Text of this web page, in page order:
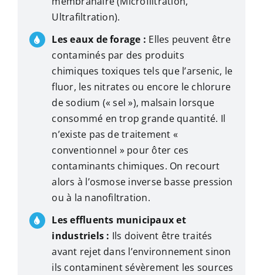
Ultrafiltration).
Les eaux de forage : Elles peuvent être
contaminés par des produits
chimiques toxiques tels que l’arsenic, le
fluor, les nitrates ou encore le chlorure
de sodium (« sel »), malsain lorsque
consommé en trop grande quantité. Il
n’existe pas de traitement «
conventionnel » pour ôter ces
contaminants chimiques. On recourt
alors à l’osmose inverse basse pression
ou à la nanofiltration.
Les effluents municipaux et
industriels : Ils doivent être traités
avant rejet dans l’environnement sinon
ils contaminent sévèrement les sources